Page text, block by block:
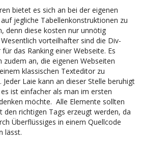
bietet es sich an bei der eigenen
jegliche Tabellenkonstruktionen zu
denn diese kosten nur unnötig
vorteilhafter sind die Div-
das Ranking einer Webseite. Es
zudem an, die eigenen Webseiten
klassischen Texteditor zu
Jeder Laie kann an dieser Stelle beruhigt
ist einfacher als man im ersten
möchte. Alle Elemente sollten
den richtigen Tags erzeugt werden, da
Überflüssiges in einem Quellcode
lässt.